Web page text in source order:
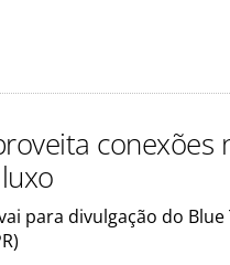
conexões
para divulgação do Blue